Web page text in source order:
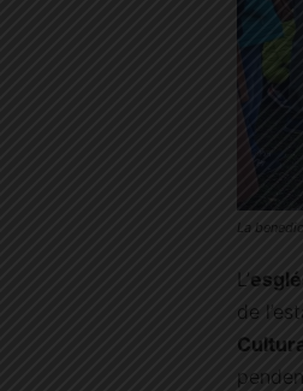
La
L’
de